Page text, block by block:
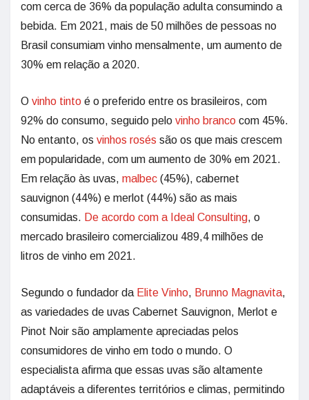
com cerca de 36% da população adulta consumindo a
bebida. Em 2021, mais de 50 milhões de pessoas no
Brasil consumiam vinho mensalmente, um aumento de
30% em relação a 2020.
O vinho tinto é o preferido entre os brasileiros, com
92% do consumo, seguido pelo vinho branco com 45%.
No entanto, os vinhos rosés são os que mais crescem
em popularidade, com um aumento de 30% em 2021.
Em relação às uvas, malbec (45%), cabernet
sauvignon (44%) e merlot (44%) são as mais
consumidas. De acordo com a Ideal Consulting, o
mercado brasileiro comercializou 489,4 milhões de
litros de vinho em 2021.
Segundo o fundador da Elite Vinho, Brunno Magnavita,
as variedades de uvas Cabernet Sauvignon, Merlot e
Pinot Noir são amplamente apreciadas pelos
consumidores de vinho em todo o mundo. O
especialista afirma que essas uvas são altamente
adaptáveis a diferentes territórios e climas, permitindo